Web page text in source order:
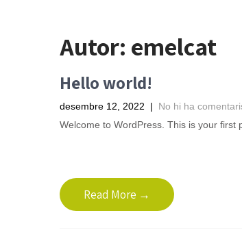
Autor: emelcat
Hello world!
desembre 12, 2022 | No hi ha
Welcome to WordPress. This is your first
Read More →